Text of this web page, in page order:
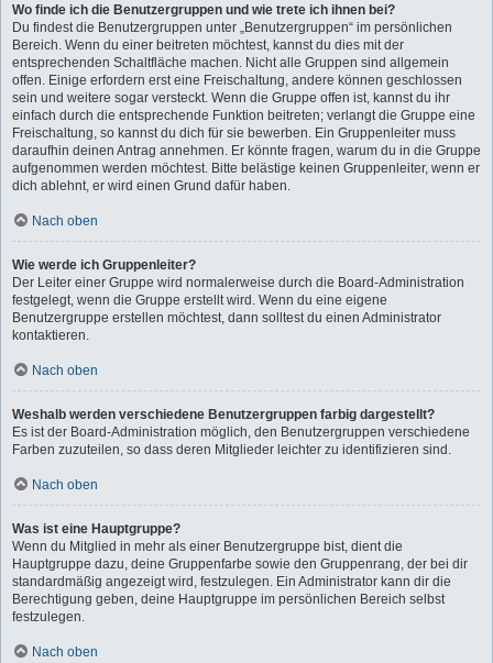
Wo finde ich die Benutzergruppen und wie trete ich ihnen bei?
Du findest die Benutzergruppen unter „Benutzergruppen“ im persönlichen
Bereich. Wenn du einer beitreten möchtest, kannst du dies mit der
entsprechenden Schaltfläche machen. Nicht alle Gruppen sind allgemein
offen. Einige erfordern erst eine Freischaltung, andere können geschlossen
sein und weitere sogar versteckt. Wenn die Gruppe offen ist, kannst du ihr
einfach durch die entsprechende Funktion beitreten; verlangt die Gruppe eine
Freischaltung, so kannst du dich für sie bewerben. Ein Gruppenleiter muss
daraufhin deinen Antrag annehmen. Er könnte fragen, warum du in die Gruppe
aufgenommen werden möchtest. Bitte belästige keinen Gruppenleiter, wenn er
dich ablehnt, er wird einen Grund dafür haben.
Nach oben
Wie werde ich Gruppenleiter?
Der Leiter einer Gruppe wird normalerweise durch die Board-Administration
festgelegt, wenn die Gruppe erstellt wird. Wenn du eine eigene
Benutzergruppe erstellen möchtest, dann solltest du einen Administrator
kontaktieren.
Nach oben
Weshalb werden verschiedene Benutzergruppen farbig dargestellt?
Es ist der Board-Administration möglich, den Benutzergruppen verschiedene
Farben zuzuteilen, so dass deren Mitglieder leichter zu identifizieren sind.
Nach oben
Was ist eine Hauptgruppe?
Wenn du Mitglied in mehr als einer Benutzergruppe bist, dient die
Hauptgruppe dazu, deine Gruppenfarbe sowie den Gruppenrang, der bei dir
standardmäßig angezeigt wird, festzulegen. Ein Administrator kann dir die
Berechtigung geben, deine Hauptgruppe im persönlichen Bereich selbst
festzulegen.
Nach oben